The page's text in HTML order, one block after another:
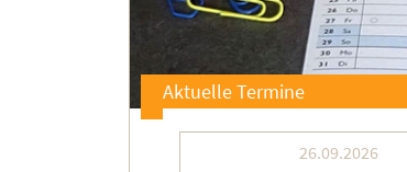
Aktuelle Termine
26.09.2026